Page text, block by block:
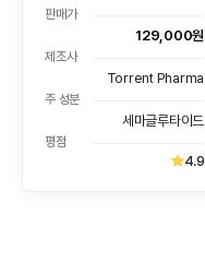
판매가
129,000원
제조사
Torrent Pharma
주 성분
세마글루타이드
평점
4.9